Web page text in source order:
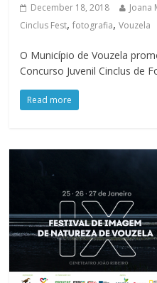
December 18, 2018 Joana
Cinclus Fest,fotografia,Vouzela
O Município de Vouzela
Concurso Juvenil Cinclus de
Read more